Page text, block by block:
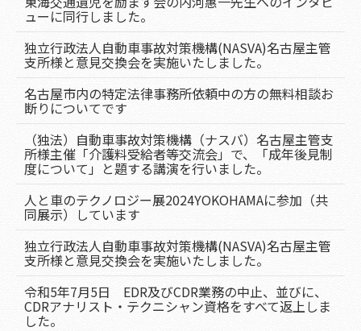
ューに同行しました。
独立行政法人自動車事故対策機構(NASVA)名古屋主管
支所様と意見交換会を実施いたしました。
名古屋市内の特定法律事務所依頼中の方の無料相談お
断りについてです
（独法）自動車事故対策機構（ナスバ）名古屋主管支
所様主催「介護料受給者等交流会」で、「成年後見制
度について」と題する講演を行いました。
人と車のテクノロジー展2024YOKOHAMAに参加（共
同展示）しています
独立行政法人自動車事故対策機構(NASVA)名古屋主管
支所様と意見交換会を実施いたしました。
令和5年7月5日 EDR及びCDR業務の中止、並びに、
CDRアナリスト・テクニシャン資格をすべて返上しま
した。